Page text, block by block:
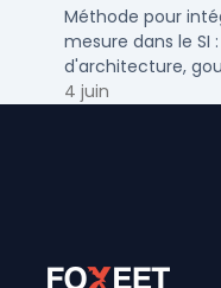
SI ?
Méthode pour
mesure dans le SI
d'architecture,
conduite du
4 juin